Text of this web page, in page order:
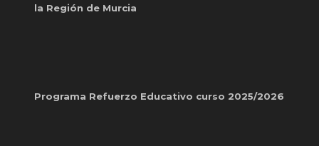
la Región de Murcia
Programa Refuerzo Educativo curso 2025/2026